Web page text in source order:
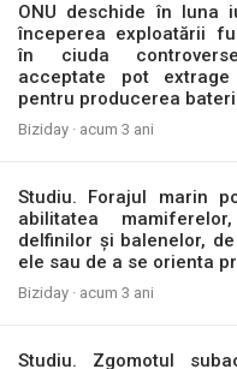
ONU deschide în luna
începerea exploatării
în ciuda
acceptate pot
pentru producerea
Biziday · acum 3 ani
Studiu. Forajul marin
abilitatea
delfinilor și balenelor,
ele sau de a se orienta
Biziday · acum 3 ani
Studiu. Zgomotul